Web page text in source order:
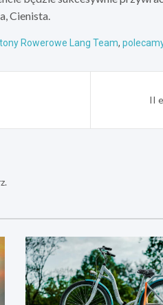
Cienista.
Rowerowe Lang Team,
II